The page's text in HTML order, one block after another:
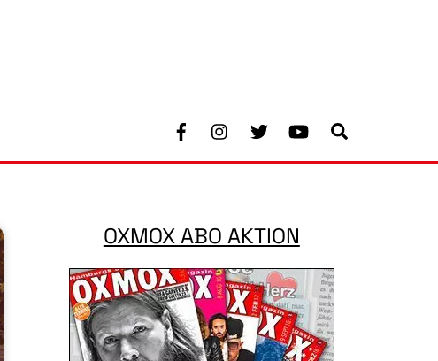
Facebook Youtube
OXMOX ABO AKTION